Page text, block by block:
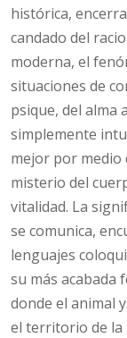
histórica,
candado del
moderna, el
situaciones de
psique, del alma
simplemente
mejor por medio
misterio del
vitalidad. La
se comunica,
lenguajes
su más acabada
donde el animal
el territorio de la